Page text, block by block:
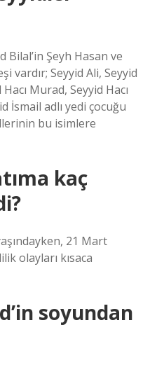
Bilal’in Şeyh Hasan ve
vardır; Seyyid Ali, Seyyid
Murad, Seyyid Hacı
İsmail adlı yedi çocuğu
bu isimlere
kaç
21 Mart
olayları kısaca
soyundan